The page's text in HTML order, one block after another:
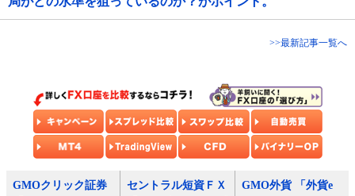
>>最新記事一覧へ
GMOクリック証券
セントラル短資ＦＸ
GMO外貨 「外貨e